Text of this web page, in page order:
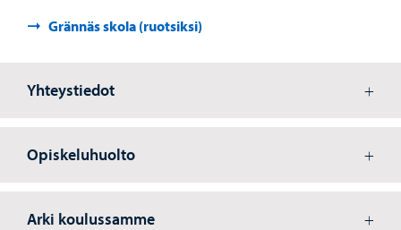
Grännäs skola (ruotsiksi)
Yhteystiedot
Opiskeluhuolto
Arki koulussamme